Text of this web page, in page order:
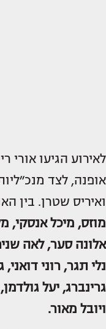
אופנה, לצד
ואיריס שטרן. בין
מוזס, מיכל אנסקי,
אלונה סער, לאה
נלי תגר, רוני דואני,
גרינברג, יעל
ויובל מאור.